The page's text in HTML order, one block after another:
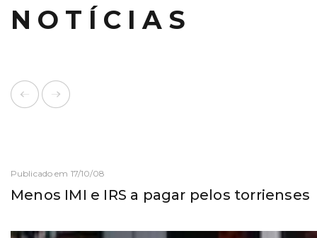
NOTÍCIAS
Publicado em 17/10/08
Menos IMI e IRS a pagar pelos torrienses